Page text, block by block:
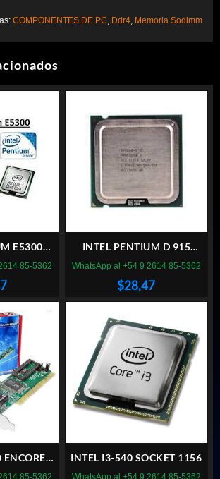
COMPONENTES DE PC, Ddr4, Memoria Sodimm
E5300
85-5362
INTEL PENTIUM D 915
SOCKET 775
$28,47
WhatsApp al +54 9 2614 85-5362
ENCORE
85-5362
INTEL I3-540 SOCKET 1156
WhatsApp al +54 9 2614 85-5362